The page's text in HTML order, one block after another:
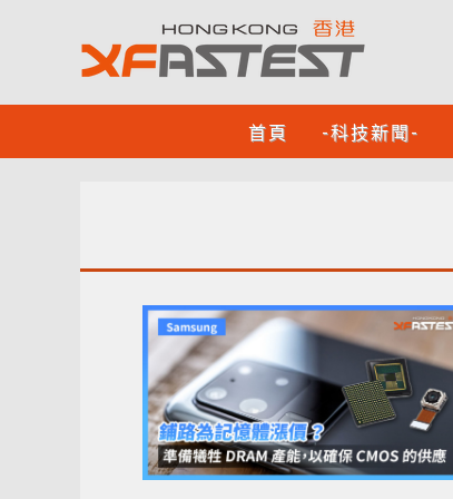
首頁 -科技新聞-